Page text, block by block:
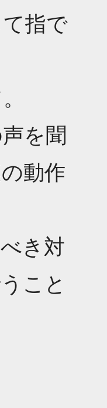
指で
を聞
動作
き対
こと